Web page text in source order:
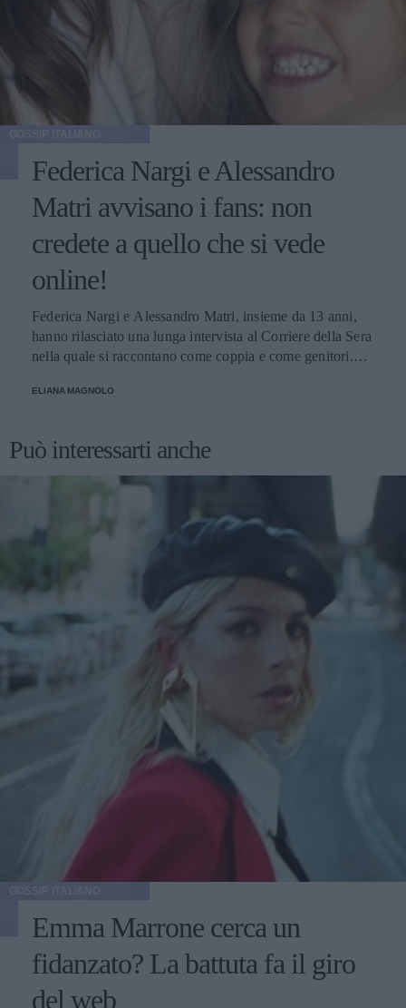
Federica Nargi e Alessandro
Matri avvisano i fans: non
credete a quello che si vede
online!
Federica Nargi e Alessandro Matri, insieme da 13 anni,
hanno rilasciato una lunga intervista al Corriere della Sera
nella quale si raccontano come coppia e come genitori.
credete alle coppie che non litigano mai!
ELIANA MAGNOLO
Può interessarti anche
Emma Marrone cerca un
fidanzato? La battuta fa il giro
del web